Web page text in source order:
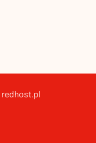
redhost.pl